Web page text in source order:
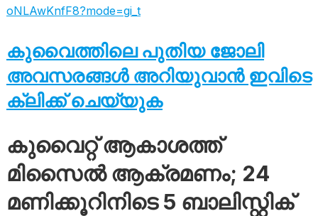
oNLAwKnfF8?mode=gi_t
കുവൈത്തിലെ പുതിയ ജോലി
അവസരങ്ങൾ അറിയുവാൻ ഇവിടെ
ക്ലിക്ക് ചെയ്യുക
കുവൈറ്റ് ആകാശത്ത്
മിസൈൽ ആക്രമണം; 24
മണിക്കൂറിനിടെ 5 ബാലിസ്റ്റിക്